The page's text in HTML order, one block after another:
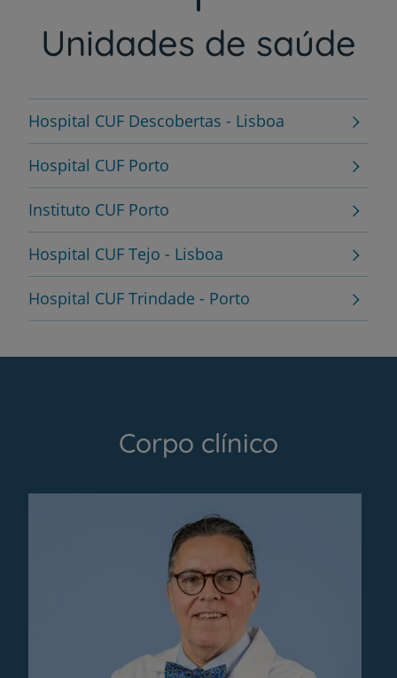
Unidades de saúde
Hospital CUF Descobertas - Lisboa
Hospital CUF Porto
Instituto CUF Porto
Hospital CUF Tejo - Lisboa
Hospital CUF Trindade - Porto
Corpo clínico